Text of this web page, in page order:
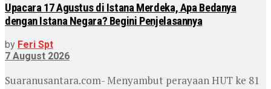
Upacara 17 Agustus di Istana Merdeka, Apa Bedanya
dengan Istana Negara? Begini Penjelasannya
by Feri Spt
7 August 2026
Suaranusantara.com- Menyambut perayaan HUT ke 81